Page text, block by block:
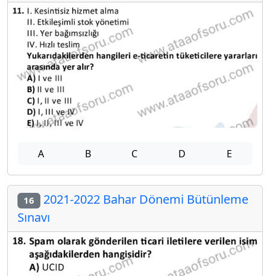
A B C D E
16 2021-2022 Bahar Dönemi Bütünleme
Sınavı